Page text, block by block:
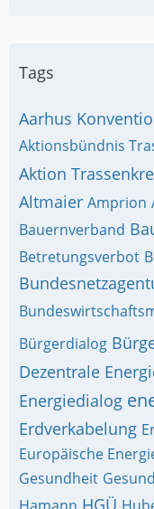
Tags
Aarhus
Aktionsbündnis
Aktion
Altmaier Amprion
Bauernverband
Betretungsverbot
Bürgerdialog
Dezentrale
Energiedialog
Erdverkabelung
Europäische
Gesundheit
HGÜ